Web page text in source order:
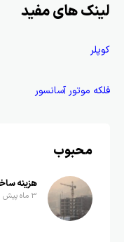
لینک های مفید
کوپلر
فلکه موتور آسانسور
محبوب
هزینه ساخت و ساز
3 ماه پیش